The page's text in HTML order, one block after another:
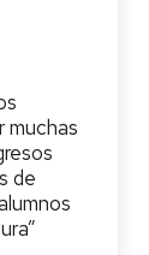
muchas
de